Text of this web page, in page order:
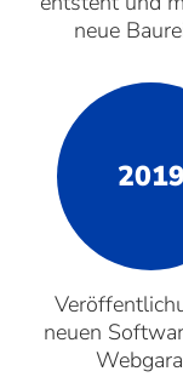
neue
2019
neuen